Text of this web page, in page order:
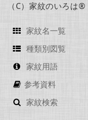
（C）家紋のいろ
家紋名一覧
種類別図覧
家紋用語
参考資料
家紋検索